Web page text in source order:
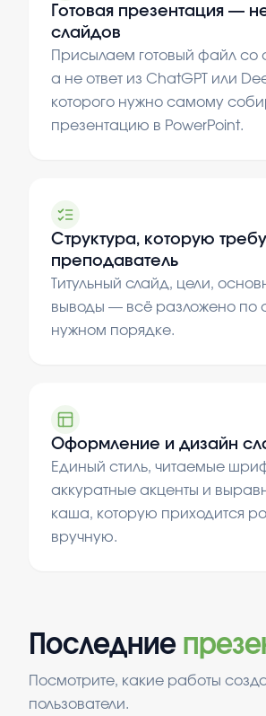
Готовая презентация —
слайдов
Присылаем готовый файл со
а не ответ из ChatGPT или
которого нужно самому
презентацию в PowerPoint.
Структура, которую
преподаватель
Титульный слайд, цели,
выводы — всё разложено по
нужном порядке.
Оформление и дизайн
Единый стиль, читаемые
аккуратные акценты и
каша, которую приходится
вручную.
Последние
Посмотрите, какие работы
пользователи.